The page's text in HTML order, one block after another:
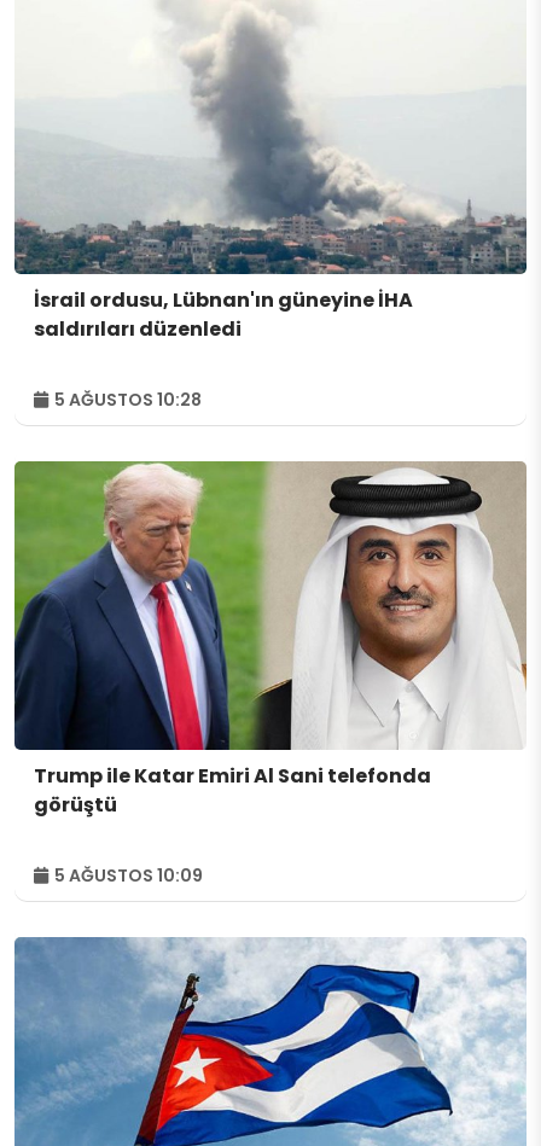
İsrail ordusu, Lübnan'ın güneyine İHA
saldırıları düzenledi
5 AĞUSTOS 10:28
Trump ile Katar Emiri Al Sani telefonda
görüştü
5 AĞUSTOS 10:09